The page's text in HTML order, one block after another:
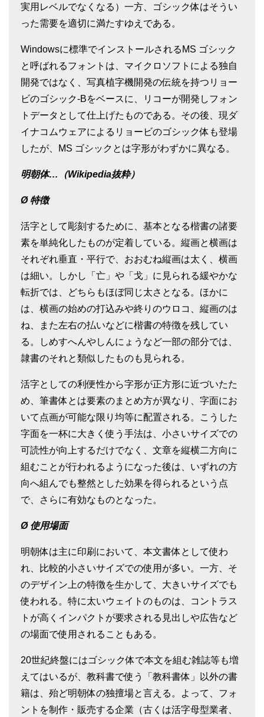
実用レベルでなくなる）一方、ゴシック体はそうい
った需要を適切に満たすゆえである。
Windowsに標準でインストールされるMS ゴシック
と呼ばれるフォントは、マイクロソフトによる独自
開発ではなく、写真植字機開発の伝統を持つリョー
ビのゴシック-Bをベースに、リコーが開発しフォン
トデータとして仕上げたものである。その後、現ダ
イナコムウェアによるリョービのゴシック体も登場
したが、MS ゴシックとは字形がわずかに異なる。
明朝体… （Wikipedia抜粋）
Ø 特徴
活字として彫刻するために、基本となる楷書の諸要
素を単純化したものが定着している。縦画と横画は
それぞれ垂直・平行で、おおむね縦画は太く、横画
は細い。しかし「亡」や「戈」に見られる緩やかな
転折では、どちらもほぼ同じ太さとなる。ほかに
は、横画の始めの打込みや終りのウロコ、縦画のは
ね、また左右の払いなどに楷書の特徴を残してい
る。しめすへんやしんにょうなど一部の部分では、
隷書のそれと類似したものも見られる。
活字としての利便性から字形が正方形に近づいたた
め、筆書体とは要素のまとめ方が異なり、字面にお
いて点画が可能な限り均等に配置される。こうした
字面を一杯に大きく使う手法は、小さいサイズでの
可読性が向上するだけでなく、文章を縦横二方向に
組むことが行われるようになった後は、いずれの方
向へ組んでも整然とした効果を得られるという点
で、さらに有効なものとなった。
Ø 使用場面
明朝体は主に印刷において、本文書体として使わ
れ、比較的小さいサイズでの使用が多い。一方、そ
のデザイン上の特徴を生かして、大きいサイズでも
使われる。特に太いウェイトのものは、コントラス
トが高くインパクトが要求される見出しや広告など
の場面で使用されることもある。
20世紀終盤にはゴシック体で本文を組む雑誌等も増
えてはいるが、教科書で使う「教科書体」以外の書
籍は、殆ど明朝体の独擅場と言える。よって、フォ
ントを制作・販売する企業（古くは活字母型業者、